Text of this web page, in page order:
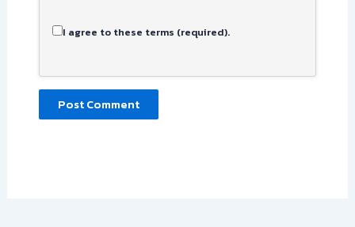
I agree to these terms (required).